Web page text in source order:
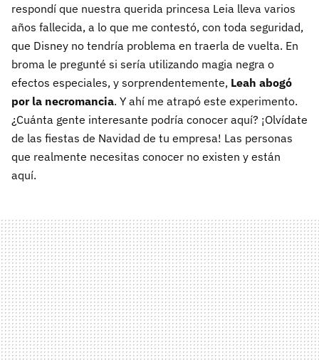
respondí que nuestra querida princesa Leia lleva varios
años fallecida, a lo que me contestó, con toda seguridad,
que Disney no tendría problema en traerla de vuelta. En
broma le pregunté si sería utilizando magia negra o
efectos especiales, y sorprendentemente, Leah abogó
por la necromancia. Y ahí me atrapó este experimento.
¿Cuánta gente interesante podría conocer aquí? ¡Olvídate
de las fiestas de Navidad de tu empresa! Las personas
que realmente necesitas conocer no existen y están
aquí.